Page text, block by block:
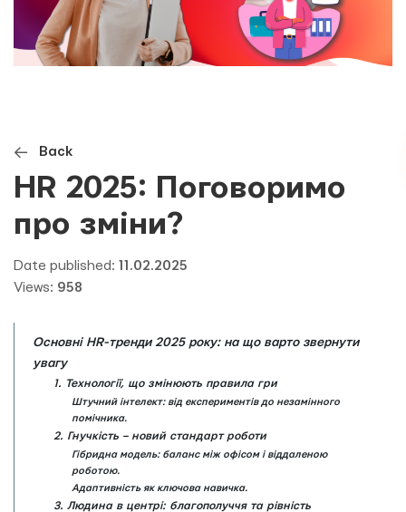
Back
HR 2025: Поговоримо
про зміни?
Date published: 11.02.2025
Views: 958
Основні HR-тренди 2025 року: на що варто звернути
увагу
1. Технології, що змінюють правила гри
Штучний інтелект: від експериментів до незамінного
помічника.
2. Гнучкість – новий стандарт роботи
Гібридна модель: баланс між офісом і віддаленою
роботою.
Адаптивність як ключова навичка.
3. Людина в центрі: благополуччя та рівність